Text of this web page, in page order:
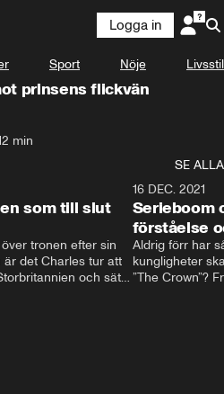
Logga in
Sport Nöje Livsstil
prinsens flickvän
min
SE ALLA
som till slut
tronen efter sin
är det Charles tur att
och sätta
16 DEC. 2021
Serieboom
förståelse
Aldrig förr har
kungligheter
”The Crown”?